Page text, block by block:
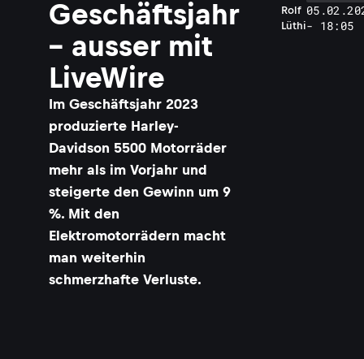
Geschäftsjahr
– ausser mit
LiveWire
Im Geschäftsjahr 2023
produzierte Harley-
Davidson 5500 Motorräder
mehr als im Vorjahr und
steigerte den Gewinn um 9
%. Mit den
Elektromotorrädern macht
man weiterhin
schmerzhafte Verluste.
Rolf
Lüthi- 18:05